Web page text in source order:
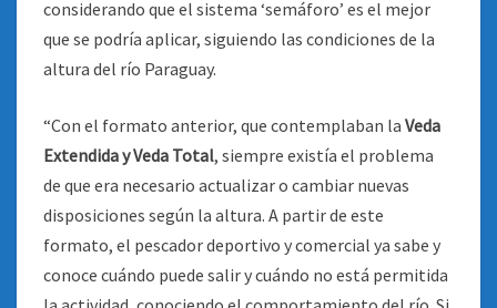
considerando que el sistema ‘semáforo’ es el mejor
que se podría aplicar, siguiendo las condiciones de la
altura del río Paraguay.
“Con el formato anterior, que contemplaban la Veda
Extendida y Veda Total, siempre existía el problema
de que era necesario actualizar o cambiar nuevas
disposiciones según la altura. A partir de este
formato, el pescador deportivo y comercial ya sabe y
conoce cuándo puede salir y cuándo no está permitida